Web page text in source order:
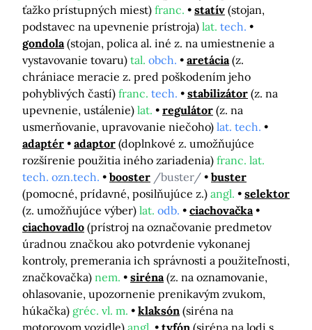
ťažko prístupných miest) franc. statív (stojan,
podstavec na upevnenie prístroja) lat. tech.
gondola (stojan, polica al. iné z. na umiestnenie a
vystavovanie tovaru) tal. obch. aretácia (z.
chrániace meracie z. pred poškodením jeho
pohyblivých častí) franc. tech. stabilizátor (z. na
upevnenie, ustálenie) lat. regulátor (z. na
usmerňovanie, upravovanie niečoho) lat. tech.
adaptér
adaptor (doplnkové z. umožňujúce
rozšírenie použitia iného zariadenia) franc. lat.
tech. ozn.tech.
booster /buster/
buster
(pomocné, prídavné, posilňujúce z.) angl.
selektor
(z. umožňujúce výber) lat. odb.
ciachovačka
ciachovadlo (prístroj na označovanie predmetov
úradnou značkou ako potvrdenie vykonanej
kontroly, premerania ich správnosti a použiteľnosti,
značkovačka) nem. siréna (z. na oznamovanie,
ohlasovanie, upozornenie prenikavým zvukom,
húkačka) gréc. vl. m. klaksón (siréna na
motorovom vozidle) angl. tyfón (siréna na lodi s